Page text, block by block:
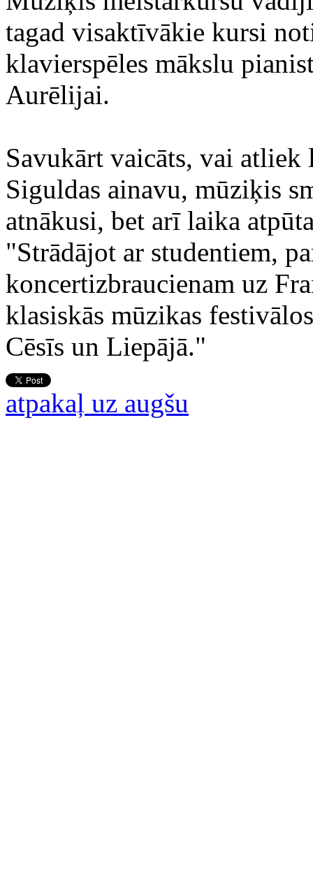
tagad visaktīvākie kursi
klavierspēles mākslu
Aurēlijai.
Savukārt vaicāts, vai
Siguldas ainavu, mūziķis
atnākusi, bet arī laika
"Strādājot ar studentiem,
koncertizbraucienam uz
klasiskās mūzikas
Cēsīs un Liepājā."
atpakaļ uz augšu